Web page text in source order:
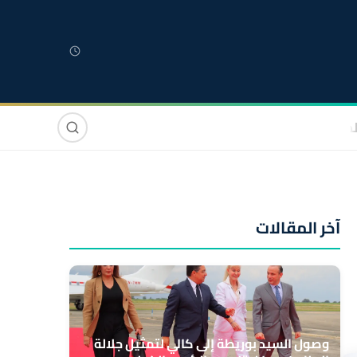
صوت وصورة
آخر المقالات
وصول السيد بوريطة إلى كالي لتمثيل جلالة